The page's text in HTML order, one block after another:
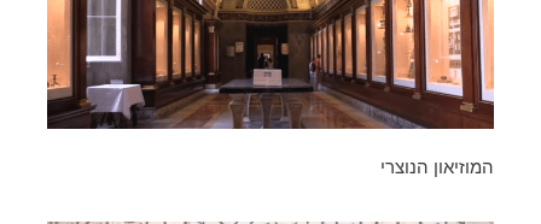
המוזיאון הנוצרי